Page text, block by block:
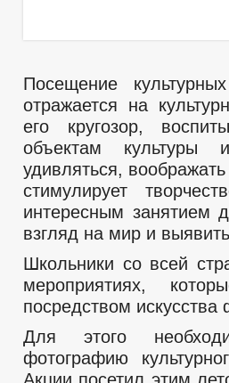
Посещение
отражается на
его кругозор,
объектам культуры
удивляться,
стимулирует
интересным занятием
взгляд на мир и
Школьники со всей
мероприятиях,
посредством искусства
Для этого
фотографию